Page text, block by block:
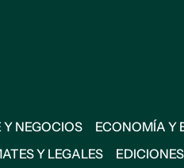
Y NEGOCIOS ECONOMÍA Y
Y LEGALES